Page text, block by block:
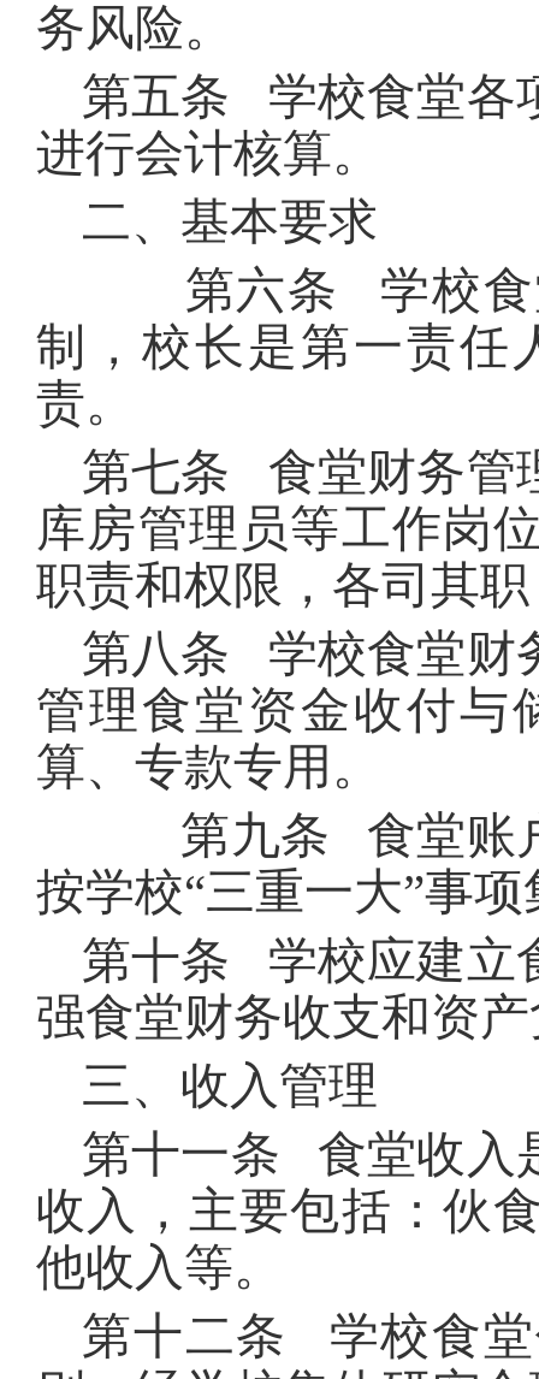
务风险。
第五条 学校食堂各
进行会计核算。
二、基本要求
第六条 学校食堂
制，校长是第一责任
责。
第七条 食堂财务管
库房管理员等工作岗
职责和权限，各司其
第八条 学校食堂财
管理食堂资金收付与
算、专款专用。
第九条 食堂账户
按学校“三重一大”事
第十条 学校应建立
强食堂财务收支和资
三、收入管理
第十一条 食堂收入
收入，主要包括：伙
他收入等。
第十二条 学校食堂